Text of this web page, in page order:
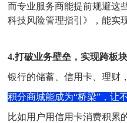
而专业服务商能提前规避这
科技风险管理指引》，能实
4.打破业务壁垒，实现跨板
银行的储蓄、信用卡、理财
积分商城能成为“桥梁”，让
比如用户用信用卡消费积累